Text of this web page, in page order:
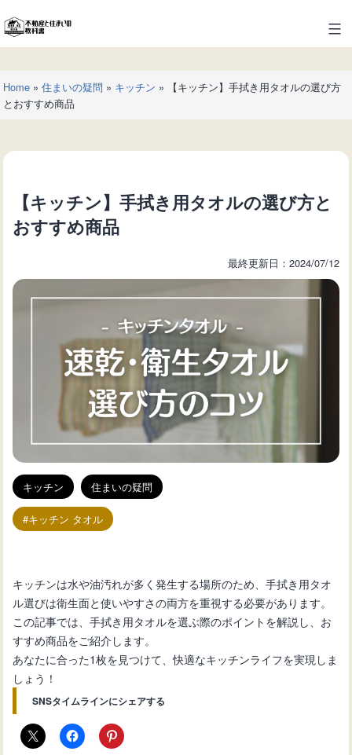
ン
テ
ツ
へ
ス
ッ
不
動
産
と
住
の
Home» 住まいの疑問 » キッチン »
【キッチン】手拭き用タオルの選び方
とおすすめ商品
【キッチン】手拭き用タオルの選び方と
おすすめ商品
最終更新日：2024/07/12
キッチン 住まいの疑問
キッチン タオル
キッチンは水や油汚れが多く発生する場所のため、手拭き用タオ
ル選びは衛生面と使いやすさの両方を重視する必要があります。
この記事では、手拭き用タオルを選ぶ際のポイントを解説し、お
すすめ商品をご紹介します。
あなたに合った1枚を見つけて、快適なキッチンライフを実現しま
しょう！
SNSタイムラインにシェアする